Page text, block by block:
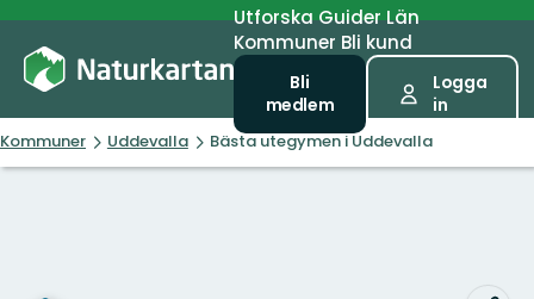
UtforskaGuiderLän
Kommuner Bli kund
Bli
medlem
Logga
in
Kommuner Uddevalla Bästa utegymen i Uddevalla